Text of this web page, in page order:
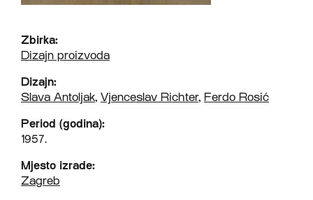
Zbirka:
Dizajn proizvoda
Dizajn:
Slava Antoljak, Vjenceslav Richter, Ferdo Rosić
Period (godina):
1957.
Mjesto izrade:
Zagreb